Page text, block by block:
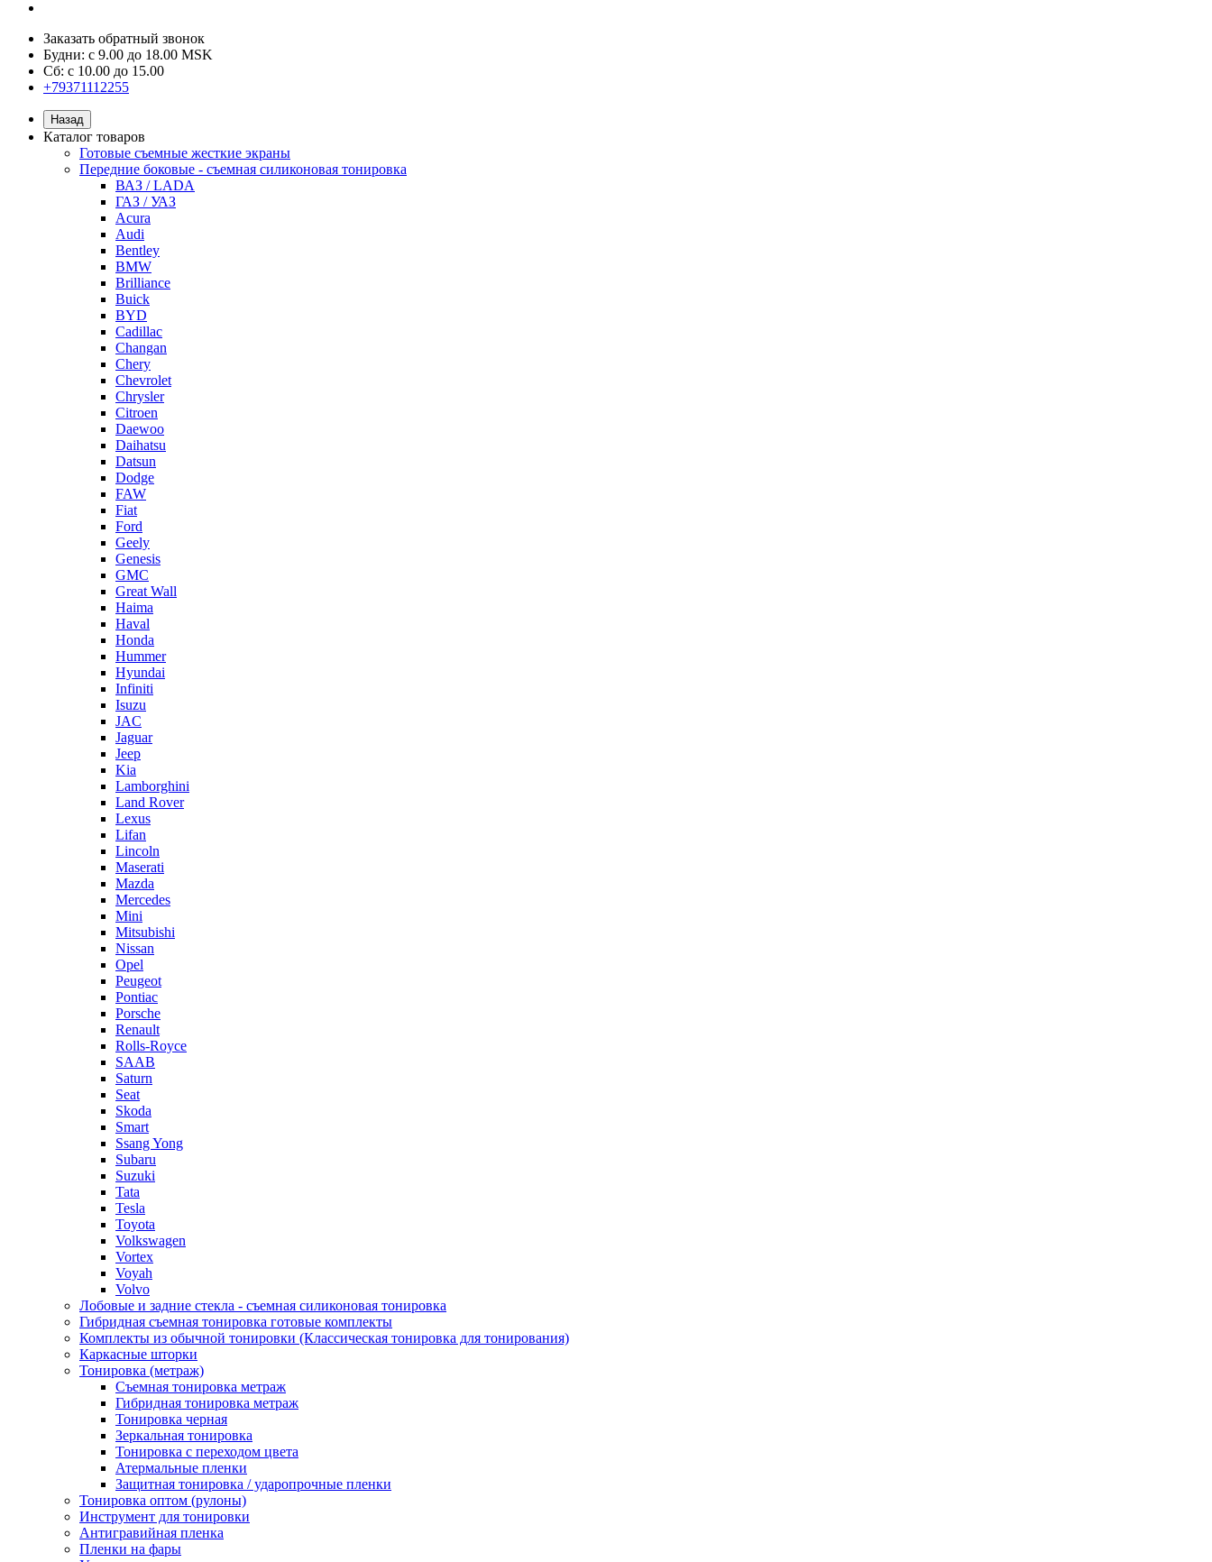
Заказать обратный звонок
Будни: с 9.00 до 18.00 MSK
Сб: с 10.00 до 15.00
+79371112255
Назад
Каталог товаров
Готовые съемные жесткие экраны
Передние боковые - съемная силиконовая тонировка
ВАЗ / LADA
ГАЗ / УАЗ
Acura
Audi
Bentley
BMW
Brilliance
Buick
BYD
Cadillac
Changan
Chery
Chevrolet
Chrysler
Citroen
Daewoo
Daihatsu
Datsun
Dodge
FAW
Fiat
Ford
Geely
Genesis
GMC
Great Wall
Haima
Haval
Honda
Hummer
Hyundai
Infiniti
Isuzu
JAC
Jaguar
Jeep
Kia
Lamborghini
Land Rover
Lexus
Lifan
Lincoln
Maserati
Mazda
Mercedes
Mini
Mitsubishi
Nissan
Opel
Peugeot
Pontiac
Porsche
Renault
Rolls-Royce
SAAB
Saturn
Seat
Skoda
Smart
Ssang Yong
Subaru
Suzuki
Tata
Tesla
Toyota
Volkswagen
Vortex
Voyah
Volvo
Лобовые и задние стекла - съемная силиконовая тонировка
Гибридная съемная тонировка готовые комплекты
Комплекты из обычной тонировки (Классическая тонировка для тонирования)
Каркасные шторки
Тонировка (метраж)
Съемная тонировка метраж
Гибридная тонировка метраж
Тонировка черная
Зеркальная тонировка
Тонировка с переходом цвета
Атермальные пленки
Защитная тонировка / ударопрочные пленки
Тонировка оптом (рулоны)
Инструмент для тонировки
Антигравийная пленка
Пленки на фары